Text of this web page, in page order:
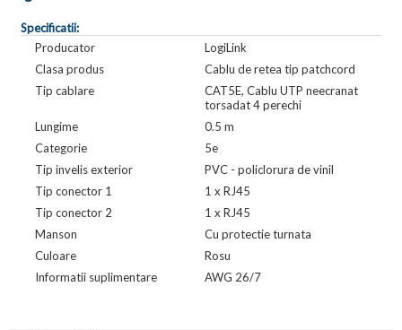
Specificatii:
Producator
LogiLink
Clasa produs
Cablu de retea tip patchcord
Tip cablare
CAT5E, Cablu UTP neecranat
torsadat 4 perechi
Lungime
0.5 m
Categorie
5e
Tip invelis exterior
PVC - policlorura de vinil
Tip conector 1
1 x RJ45
Tip conector 2
1 x RJ45
Manson
Cu protectie turnata
Culoare
Rosu
Informatii suplimentare
AWG 26/7